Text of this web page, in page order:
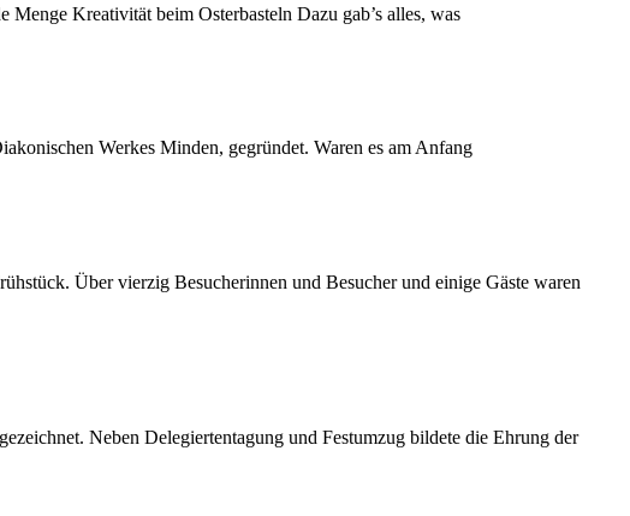
Kreativität beim Osterbasteln Dazu gab’s alles, was
Werkes Minden, gegründet. Waren es am Anfang
Über vierzig Besucherinnen und Besucher und einige Gäste waren
Neben Delegiertentagung und Festumzug bildete die Ehrung der